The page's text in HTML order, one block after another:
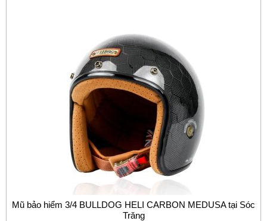
Mũ bảo hiểm 3/4 BULLDOG HELI CARBON MEDUSA tại Sóc
Trăng